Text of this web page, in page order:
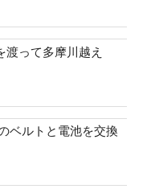
渡って多摩川越え
ベルトと電池を交換